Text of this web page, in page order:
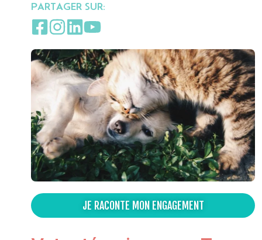
PARTAGER SUR:
JE RACONTE MON ENGAGEMENT